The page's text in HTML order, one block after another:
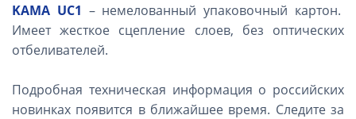
KAMA UC1 – немелованный упаковочный картон.
Имеет жесткое сцепление слоев, без оптических
отбеливателей.
Подробная техническая информация о российских
новинках появится в ближайшее время. Следите за